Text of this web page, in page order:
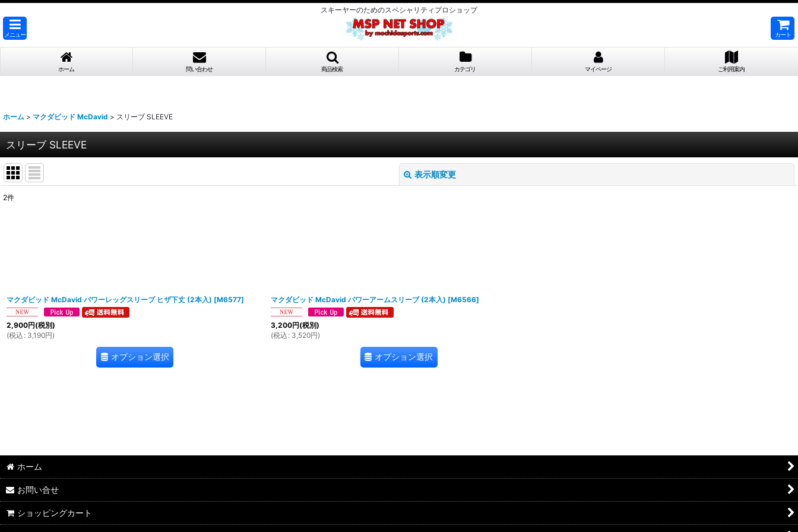
スキーヤーのためのスペシャリティプロショップ
メニュー カート
ホーム 問い合わせ 商品検索 カテゴリ マイページ ご利用案内
ホーム > マクダビッド McDavid > スリーブ SLEEVE
スリーブ SLEEVE
表示順変更
2件
マクダビッド McDavid パワーレッグスリーブ ヒザ下丈 (2本入) [M6577]
2,900円(税別)
(税込 : 3,190円)
オプション選択
マクダビッド McDavid パワーアームスリーブ (2本入) [M6566]
3,200円(税別)
(税込 : 3,520円)
オプション選択
ホーム
お問い合せ
ショッピングカート